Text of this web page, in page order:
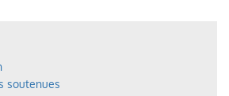
soutenues